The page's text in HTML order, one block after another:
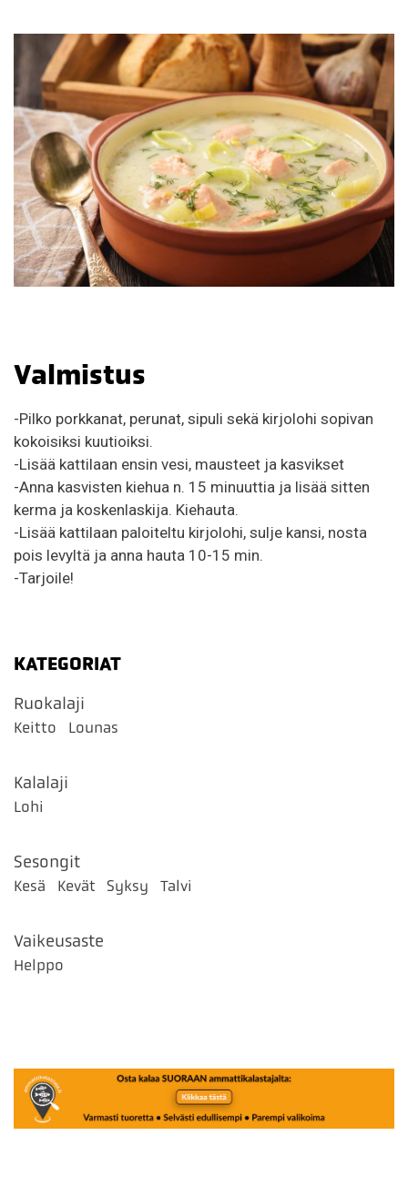
Valmistus
-Pilko porkkanat, perunat, sipuli sekä kirjolohi sopivan
kokoisiksi kuutioiksi.
-Lisää kattilaan ensin vesi, mausteet ja kasvikset
-Anna kasvisten kiehua n. 15 minuuttia ja lisää sitten
kerma ja koskenlaskija. Kiehauta.
-Lisää kattilaan paloiteltu kirjolohi, sulje kansi, nosta
pois levyltä ja anna hauta 10-15 min.
-Tarjoile!
KATEGORIAT
Ruokalaji
Keitto Lounas
Kalalaji
Lohi
Sesongit
Kesä Kevät Syksy Talvi
Vaikeusaste
Helppo